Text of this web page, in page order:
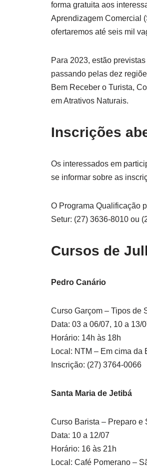
forma gratuita aos
Aprendizagem Comercial
ofertaremos até seis mil
Para 2023, estão
passando pelas dez
Bem Receber o Turista,
em Atrativos Naturais.
Inscrições
Os interessados em
se informar sobre as
O Programa Qualificação
Setur: (27) 3636-8010 ou
Cursos de
Pedro Canário
Curso Garçom – Tipos de
Data: 03 a 06/07, 10 a 13/
Horário: 14h às 18h
Local: NTM – Em cima da
Inscrição: (27) 3764-0066
Santa Maria de Jetibá
Curso Barista – Preparo e
Data: 10 a 12/07
Horário: 16 às 21h
Local: Café Pomerano –